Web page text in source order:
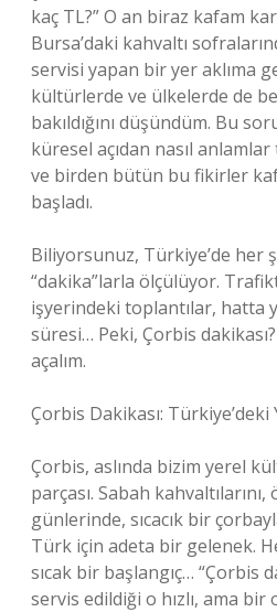
kaç TL?” O an biraz kafam
Bursa’daki kahvaltı
servisi yapan bir yer aklıma
kültürlerde ve ülkelerde de
bakıldığını düşündüm. Bu
küresel açıdan nasıl anlamlar
ve birden bütün bu fikirler
başladı.
Biliyorsunuz, Türkiye’de her
“dakika”larla ölçülüyor.
işyerindeki toplantılar, hatta
süresi… Peki, Çorbis
açalım.
Çorbis Dakikası: Türkiye’deki
Çorbis, aslında bizim yerel
parçası. Sabah
günlerinde, sıcacık bir
Türk için adeta bir gelenek.
sıcak bir başlangıç… “Çorbis
servis edildiği o hızlı, ama